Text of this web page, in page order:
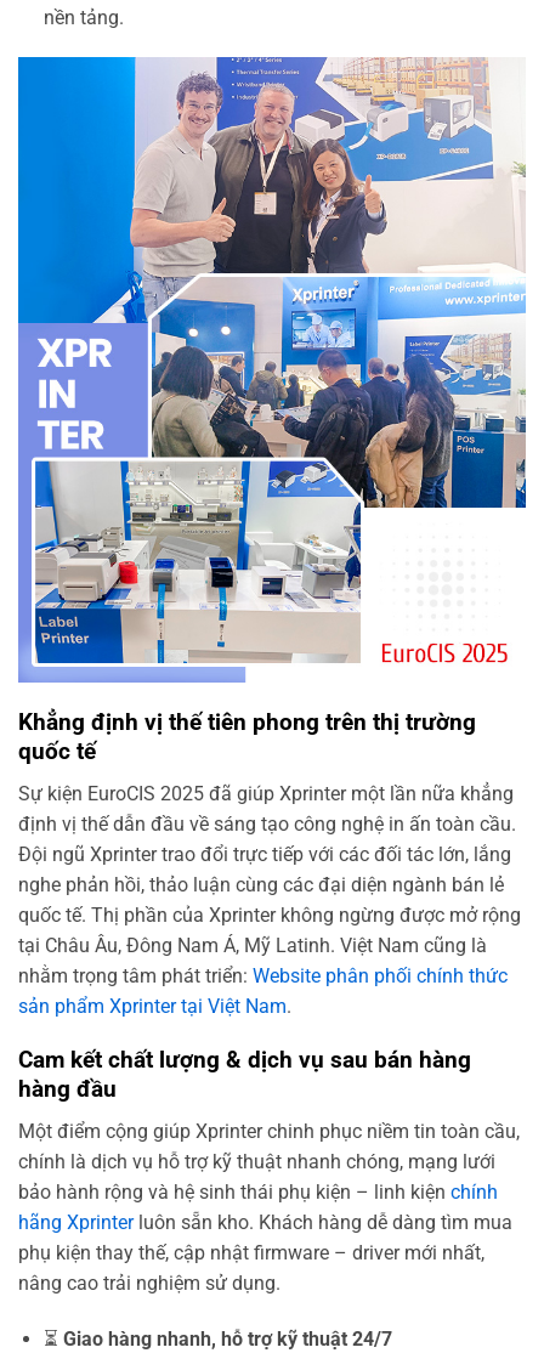
nền tảng.
Khẳng định vị thế tiên phong trên thị trường
quốc tế
Sự kiện EuroCIS 2025 đã giúp Xprinter một lần nữa khẳng
định vị thế dẫn đầu về sáng tạo công nghệ in ấn toàn cầu.
Đội ngũ Xprinter trao đổi trực tiếp với các đối tác lớn, lắng
nghe phản hồi, thảo luận cùng các đại diện ngành bán lẻ
quốc tế. Thị phần của Xprinter không ngừng được mở rộng
tại Châu Âu, Đông Nam Á, Mỹ Latinh. Việt Nam cũng là
nhằm trọng tâm phát triển: Website phân phối chính thức
sản phẩm Xprinter tại Việt Nam.
Cam kết chất lượng & dịch vụ sau bán hàng
hàng đầu
Một điểm cộng giúp Xprinter chinh phục niềm tin toàn cầu,
chính là dịch vụ hỗ trợ kỹ thuật nhanh chóng, mạng lưới
bảo hành rộng và hệ sinh thái phụ kiện – linh kiện chính
hãng Xprinterluôn sẵn kho. Khách hàng dễ dàng tìm mua
phụ kiện thay thế, cập nhật firmware – driver mới nhất,
nâng cao trải nghiệm sử dụng.
⏳ Giao hàng nhanh, hỗ trợ kỹ thuật 24/7